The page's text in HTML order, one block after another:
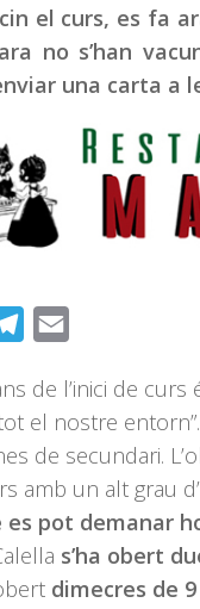
el curs, es fa
no s’han
una carta a
Telegram
de l’inici de
el nostre
de secundari.
amb un alt grau
es pot demanar
s’ha obert
dimecres de